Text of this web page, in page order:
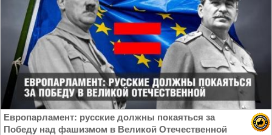
Европарламент: русские должны покаяться за
Победу над фашизмом в Великой Отечественной